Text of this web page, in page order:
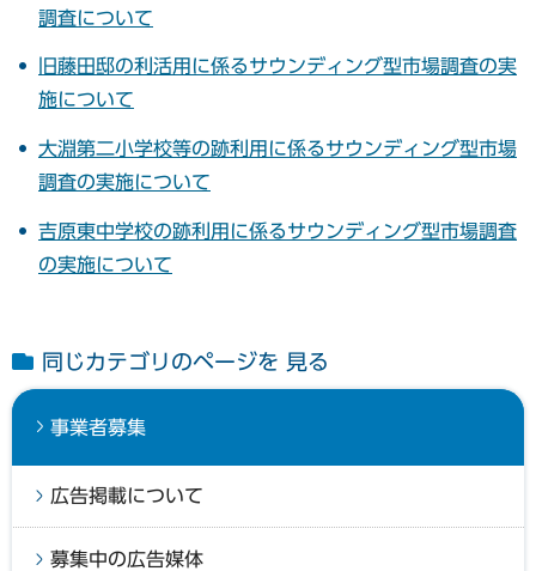
調査について
旧藤田邸の利活用に係るサウンディング型市場調査の実
施について
大淵第二小学校等の跡利用に係るサウンディング型市場
調査の実施について
吉原東中学校の跡利用に係るサウンディング型市場調査
の実施について
同じカテゴリのページを 見る
事業者募集
広告掲載について
募集中の広告媒体